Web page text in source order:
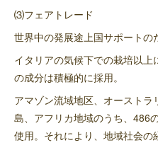
⑶フェアトレード
世界中の発展途上国サポートの
イタリアの気候下での栽培以
の成分は積極的に採用。
アマゾン流域地区、オースト
島、アフリカ地域のうち、486
使用。それにより、地域社会の